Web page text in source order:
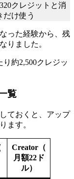
320クレジットと消
だけ使う
った経験から、残
りました。
約2,500クレジッ
覧
ておくと、アップ
ます。
Creator（
月額22ド
ル）